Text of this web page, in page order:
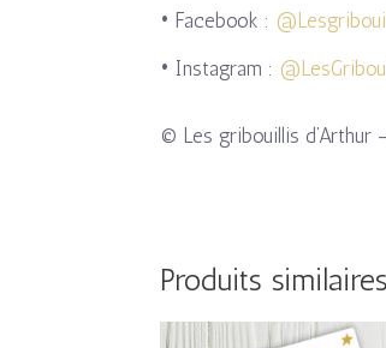
• Facebook :
• Instagram :
© Les gribouillis d’Arthur
Produits similaires
Le